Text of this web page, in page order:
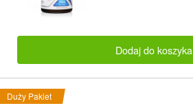
Dodaj do koszyka
Duży Pakiet